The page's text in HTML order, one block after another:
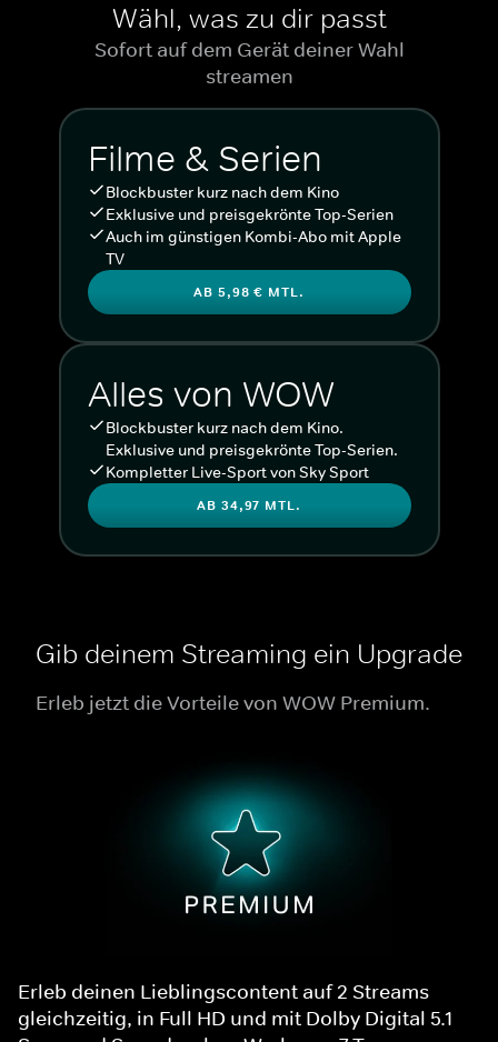
Wähl, was zu dir passt
Sofort auf dem Gerät deiner Wahl
streamen
Filme & Serien
Blockbuster kurz nach dem Kino
Exklusive und preisgekrönte Top-Serien
Auch im günstigen Kombi-Abo mit Apple
TV
AB 5,98 € MTL.
Alles von WOW
Blockbuster kurz nach dem Kino.
Exklusive und preisgekrönte Top-Serien.
Kompletter Live-Sport von Sky Sport
AB 34,97 MTL.
Gib deinem Streaming ein Upgrade
Erleb jetzt die Vorteile von WOW Premium.
Erleb deinen Lieblingscontent auf 2 Streams
gleichzeitig, in Full HD und mit Dolby Digital 5.1